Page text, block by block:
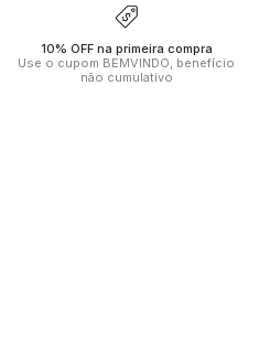
10% OFF na primeira compra
Use o cupom BEMVINDO, benefício
não cumulativo